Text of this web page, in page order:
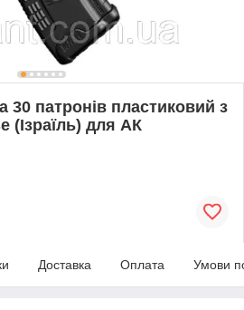
30 патронів пластиковий з
(Ізраїль) для АК
Доставка Оплата Умови